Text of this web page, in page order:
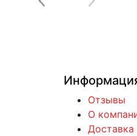
Отзывы
О
Доставка